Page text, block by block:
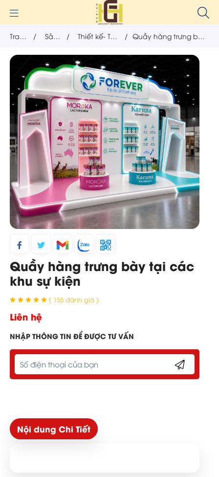
Trang
chủ
/
Sản
phẩm
/
Thiết kế- Thi
công nội
thất
/ Quầy hàng trưng bày
tại các khu sự kiện
Quầy hàng trưng bày tại các
khu sự kiện
( 155 đánh giá )
Liên hệ
NHẬP THÔNG TIN ĐỂ ĐƯỢC TƯ VẤN
Nội dung Chi Tiết